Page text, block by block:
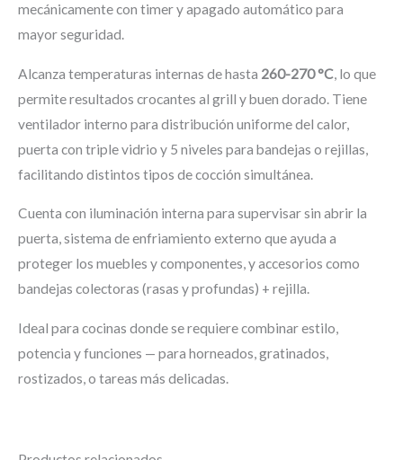
mecánicamente con timer y apagado automático para
mayor seguridad.
Alcanza temperaturas internas de hasta 260-270 °C , lo que
permite resultados crocantes al grill y buen dorado. Tiene
ventilador interno para distribución uniforme del calor,
puerta con triple vidrio y 5 niveles para bandejas o rejillas,
facilitando distintos tipos de cocción simultánea.
Cuenta con iluminación interna para supervisar sin abrir la
puerta, sistema de enfriamiento externo que ayuda a
proteger los muebles y componentes, y accesorios como
bandejas colectoras (rasas y profundas) + rejilla.
Ideal para cocinas donde se requiere combinar estilo,
potencia y funciones — para horneados, gratinados,
rostizados, o tareas más delicadas.